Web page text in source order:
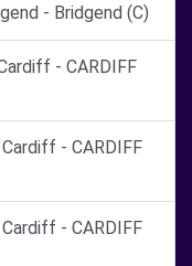
- Bridgend (C)
- CARDIFF
- CARDIFF
- CARDIFF